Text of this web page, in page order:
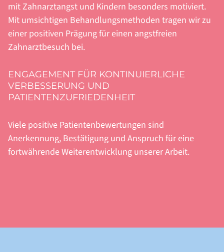
mit Zahnarztangst und Kindern besonders motiviert.
Mit umsichtigen Behandlungs­methoden tragen wir zu
einer positiven Prägung für einen angstfreien
Zahnarztbesuch bei.
ENGAGEMENT FÜR KONTINUIERLICHE
VERBESSERUNG UND
PATIENTENZUFRIEDENHEIT
Viele positive Patientenbewertungen sind
Anerkennung, Bestätigung und Anspruch für eine
fortwährende Weiterentwicklung unserer Arbeit.